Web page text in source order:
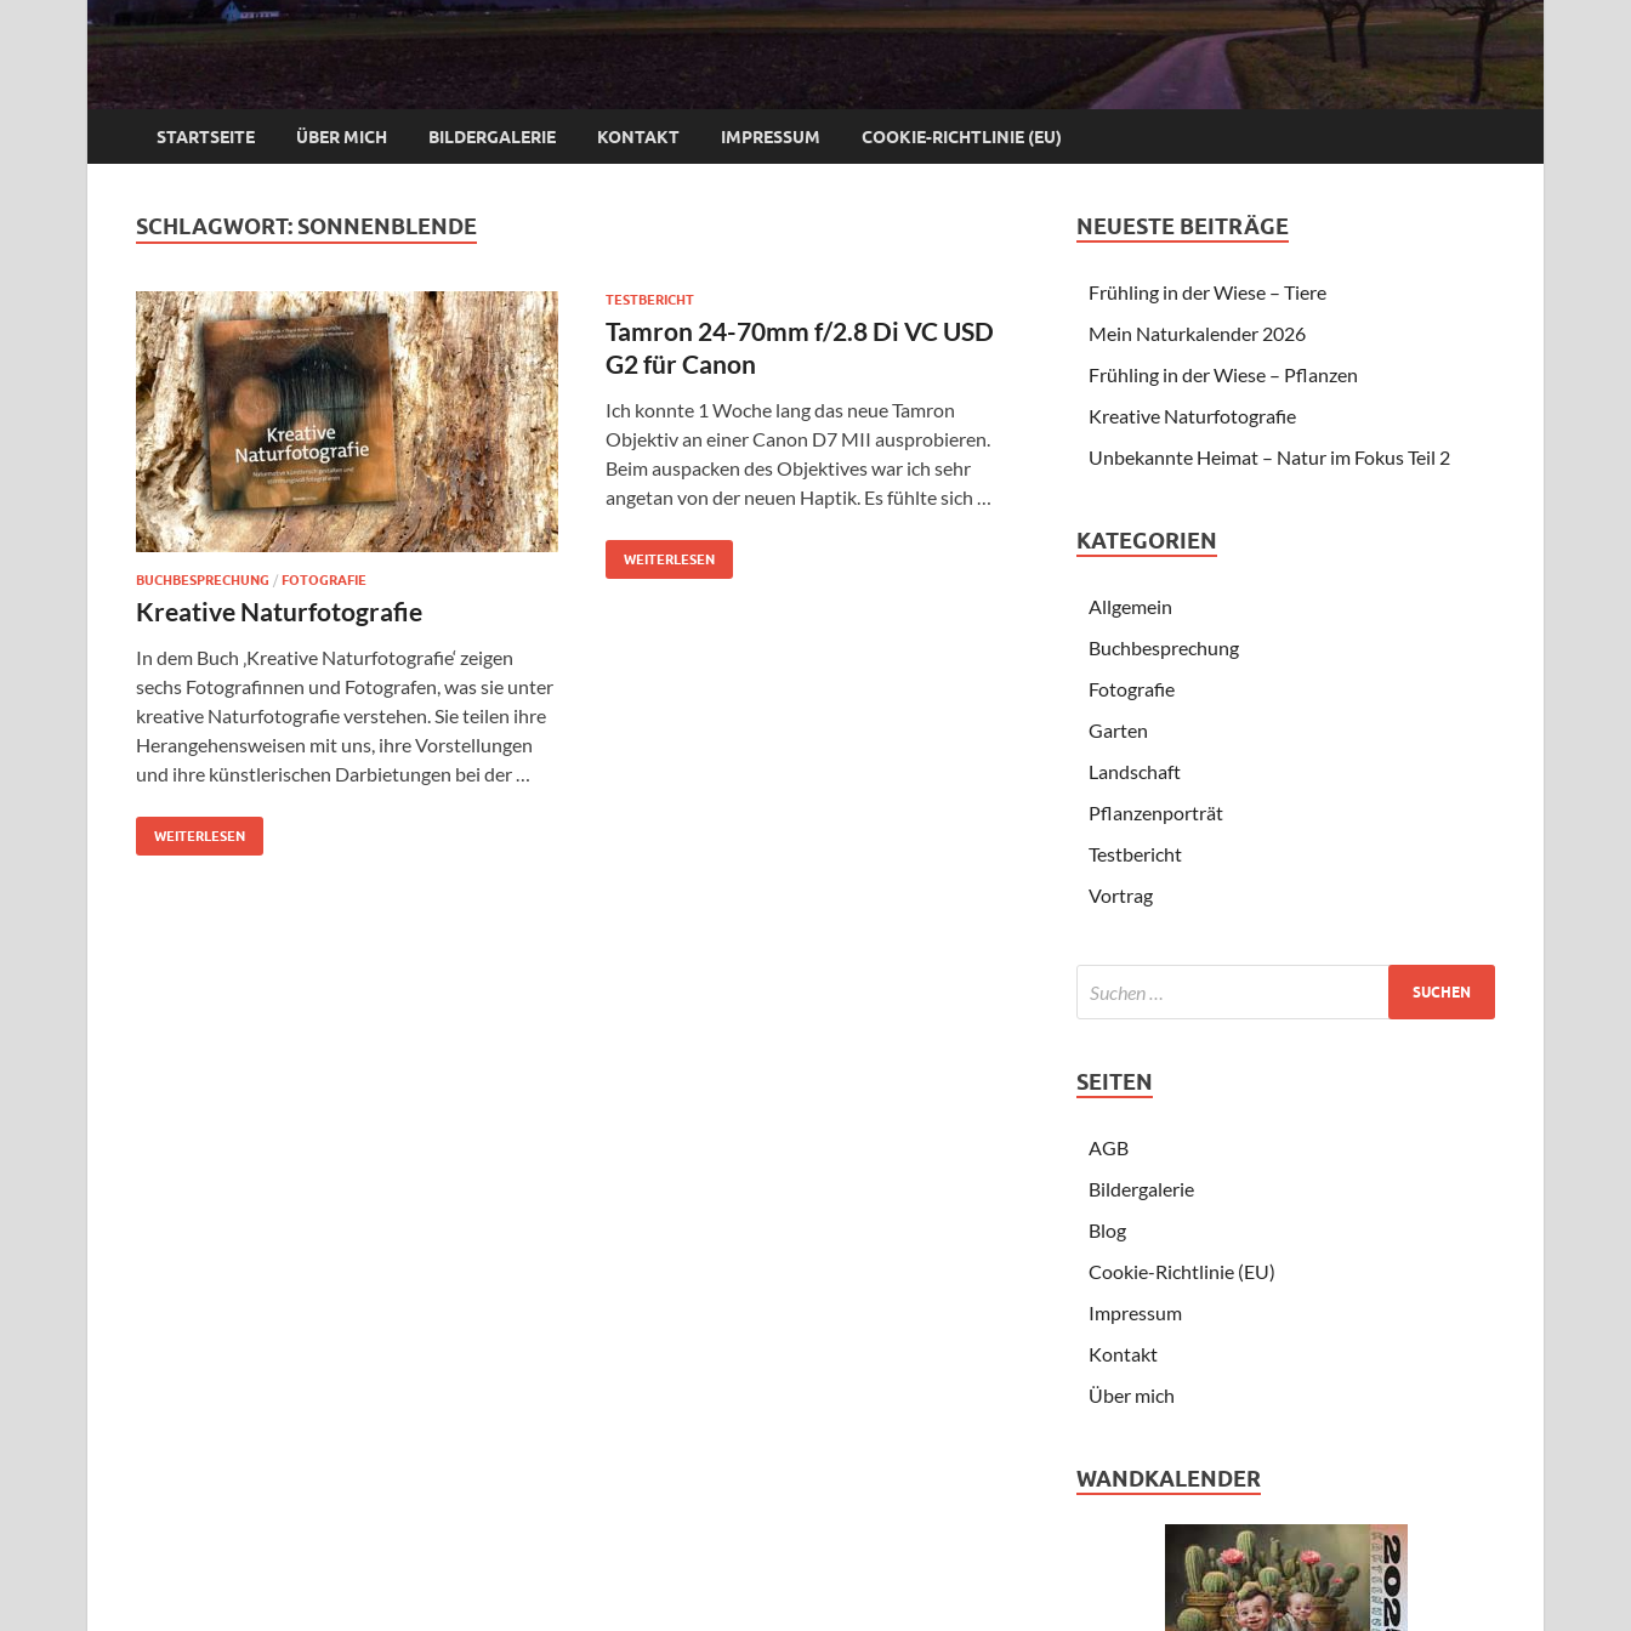
STARTSEITE ÜBER MICH BILDERGALERIE KONTAKT IMPRESSUM COOKIE-RICHTLINIE (EU)
SCHLAGWORT: SONNENBLENDE
BUCHBESPRECHUNG / FOTOGRAFIE
Kreative Naturfotografie
In dem Buch ‚Kreative Naturfotografie‘ zeigen
sechs Fotografinnen und Fotografen, was sie unter
kreative Naturfotografie verstehen. Sie teilen ihre
Herangehensweisen mit uns, ihre Vorstellungen
und ihre künstlerischen Darbietungen bei der …
WEITERLESEN
TESTBERICHT
Tamron 24-70mm f/2.8 Di VC USD
G2 für Canon
Ich konnte 1 Woche lang das neue Tamron
Objektiv an einer Canon D7 MII ausprobieren.
Beim auspacken des Objektives war ich sehr
angetan von der neuen Haptik. Es fühlte sich …
WEITERLESEN
NEUESTE BEITRÄGE
Frühling in der Wiese – Tiere
Mein Naturkalender 2026
Frühling in der Wiese – Pflanzen
Kreative Naturfotografie
Unbekannte Heimat – Natur im Fokus Teil 2
KATEGORIEN
Allgemein
Buchbesprechung
Fotografie
Garten
Landschaft
Pflanzenporträt
Testbericht
Vortrag
SEITEN
AGB
Bildergalerie
Blog
Cookie-Richtlinie (EU)
Impressum
Kontakt
Über mich
WANDKALENDER